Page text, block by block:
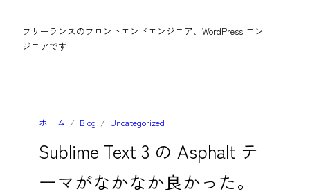
フリーランスのフロントエンドエンジニア、WordPress エン
ジニアです
ホーム Blog Uncategorized
Sublime Text 3 の Asphalt テ
ーマがなかなか良かった。